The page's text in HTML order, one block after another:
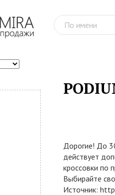
Дорогие! До
действует
кроссовки по
Выбирайте
Источник: